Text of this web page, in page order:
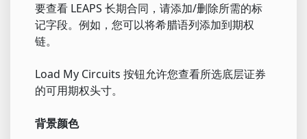
要查看 LEAPS 长期合同，请添加/删除所需的标
记字段。例如，您可以将希腊语列添加到期权
链。
Load My Circuits 按钮允许您查看所选底层证券
的可用期权头寸。
背景颜色